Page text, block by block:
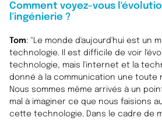
Comment voyez-vous
l'ingénierie ?
Tom: "Le monde d'aujourd'hui est un
technologie. Il est difficile de voir
technologie, mais l'internet et la
donné à la communication une toute
Nous sommes même arrivés à un
mal à imaginer ce que nous faisions
cette technologie. Dans le cadre de